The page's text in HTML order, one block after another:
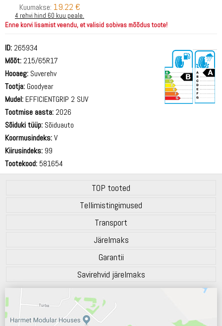
Kuumakse: 19.22 €
4 rehvi hind 60 kuu peale.
Enne korvi lisamist veendu, et valisid sobivas mõõdus toote!
ID: 265934
Mõõt: 215/65R17
Hooaeg: Suverehv
Tootja: Goodyear
Mudel: EFFICIENTGRIP 2 SUV
Tootmise aasta: 2026
Sõiduki tüüp: Sõiduauto
Koormusindeks:V
Kiirusindeks: 99
Tootekood: 581654
TOP tooted
Tellimistingimused
Transport
Järelmaks
Garantii
Savirehvid järelmaks